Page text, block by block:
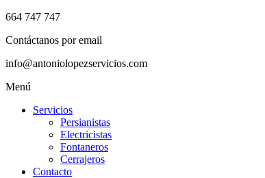
664 747 747
Contáctanos por email
info@antoniolopezservicios.com
Menú
Servicios
Persianistas
Electricistas
Fontaneros
Cerrajeros
Contacto